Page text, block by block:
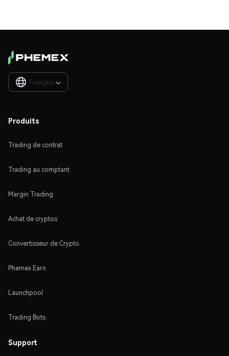
Français 
Produits
Trading de contrat
Trading au comptant
Margin Trading
Achat de cryptos
Convertisseur de Crypto
Phemex Earn
Launchpool
Trading Bots
Support